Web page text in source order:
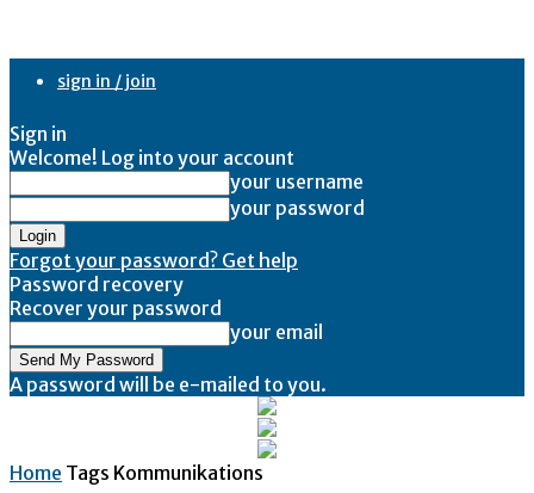
sign in / join
Sign in
Welcome! Log into your account
your username
your password
Forgot your password? Get help
Password recovery
Recover your password
your email
A password will be e-mailed to you.
Home Tags Kommunikations